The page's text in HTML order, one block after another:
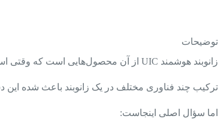
توضیحات
زانوبند هوشمند UIC از آن محصول‌هایی است که وقتی اسمش را می‌شنوی، حس یک
ترکیب چند فناوری مختلف در یک زانوبند باعث شده این
اما سؤال اصلی اینجاست: